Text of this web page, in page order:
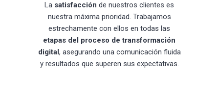
La satisfacción de nuestros clientes es
nuestra máxima prioridad. Trabajamos
estrechamente con ellos en todas las
etapas del proceso de transformación
digital, asegurando una comunicación fluida
y resultados que superen sus expectativas.